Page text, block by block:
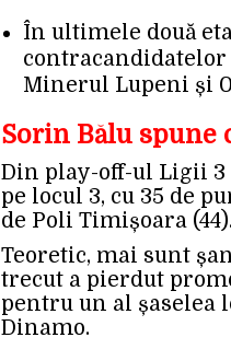
În ultimele două
Minerul Lupeni și
Sorin Bălu spune
Din play-off-ul Ligii 3
pe locul 3, cu 35 de
de Poli Timișoara (44).
Teoretic, mai sunt
trecut a pierdut
pentru un al șaselea
Dinamo.